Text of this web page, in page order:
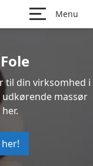
Menu
til din virksomhed i
udkørende massør